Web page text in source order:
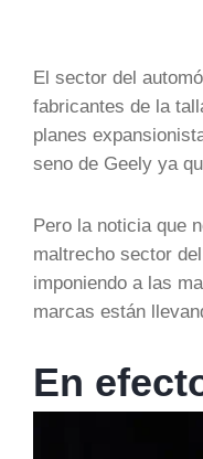
El sector del
fabricantes de la
planes
seno de Geely ya
Pero la noticia que
maltrecho sector
imponiendo a las
marcas están
En